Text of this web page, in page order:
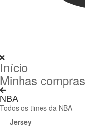
Início
Minhas compras
NBA
Todos os times da NBA
Jersey